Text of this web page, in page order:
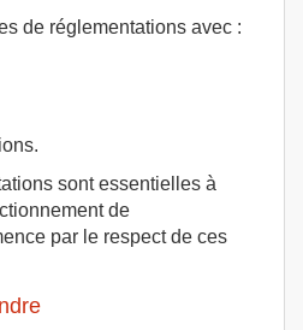
de réglementations avec :
sont essentielles à
de
par le respect de ces